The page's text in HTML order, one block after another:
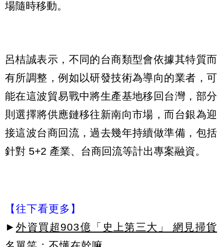
場隨時移動。
呂桔誠表示，不同的台商類型會依據其特質而
有所調整，例如以研發技術為導向的業者，可
能在這波貿易戰中將生產基地移回台灣，部分
則選擇將供應鏈移往新南向市場，而台銀為迎
接這波台商回流，過去幾年持續做準備，包括
針對 5+2 產業、台商回流等計出專案融資。
【往下看更多】
► 外資買超903億「史上第三大」 網見掃貨